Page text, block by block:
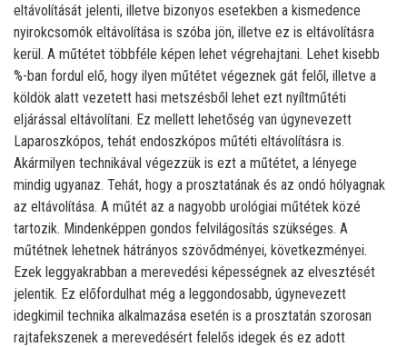
eltávolítását jelenti, illetve bizonyos esetekben a kismedence
nyirokcsomók eltávolítása is szóba jön, illetve ez is eltávolításra
kerül. A műtétet többféle képen lehet végrehajtani. Lehet kisebb
%-ban fordul elő, hogy ilyen műtétet végeznek gát felől, illetve a
köldök alatt vezetett hasi metszésből lehet ezt nyíltműtéti
eljárással eltávolítani. Ez mellett lehetőség van úgynevezett
Laparoszkópos, tehát endoszkópos műtéti eltávolításra is.
Akármilyen technikával végezzük is ezt a műtétet, a lényege
mindig ugyanaz. Tehát, hogy a prosztatának és az ondó hólyagnak
az eltávolítása. A műtét az a nagyobb urológiai műtétek közé
tartozik. Mindenképpen gondos felvilágosítás szükséges. A
műtétnek lehetnek hátrányos szövődményei, következményei.
Ezek leggyakrabban a merevedési képességnek az elvesztését
jelentik. Ez előfordulhat még a leggondosabb, úgynevezett
idegkimil technika alkalmazása esetén is a prosztatán szorosan
rajtafekszenek a merevedésért felelős idegek és ez adott